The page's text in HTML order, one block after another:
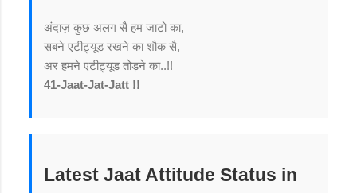
अंदाज़ कुछ अलग सै हम जाटो का,
सबने एटीट्यूड रखने का शौक सै,
अर हमने एटीट्यूड तोड़ने का..!!
41-Jaat-Jat-Jatt !!
Latest Jaat Attitude Status in